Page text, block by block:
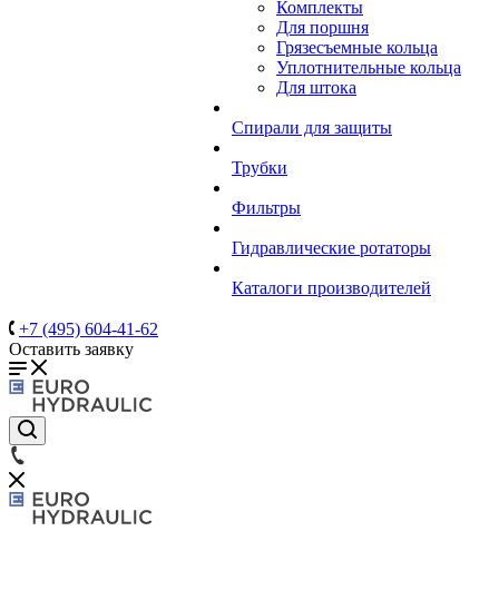
Комплекты
Для поршня
Грязесъемные кольца
Уплотнительные кольца
Для штока
Спирали для защиты
Трубки
Фильтры
Гидравлические ротаторы
Каталоги производителей
+7 (495) 604-41-62
Оставить заявку